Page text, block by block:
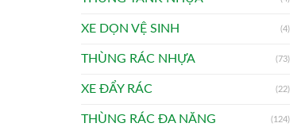
XE DỌN VỆ SINH (4)
THÙNG RÁC NHỰA (73)
XE ĐẨY RÁC (22)
THÙNG RÁC ĐA NĂNG (124)